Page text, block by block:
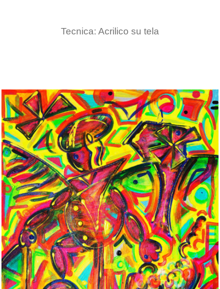
Tecnica: Acrilico su tela